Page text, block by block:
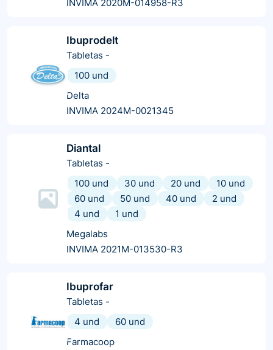
INVIMA 2020M-014958-R3
Ibuprodelt
Tabletas -
100 und
Delta
INVIMA 2024M-0021345
Diantal
Tabletas -
100 und
30 und 20 und
10 und
60 und
50 und 40 und
2 und
4 und
1 und
Megalabs
INVIMA 2021M-013530-R3
Ibuprofar
Tabletas -
4 und
60 und
Farmacoop